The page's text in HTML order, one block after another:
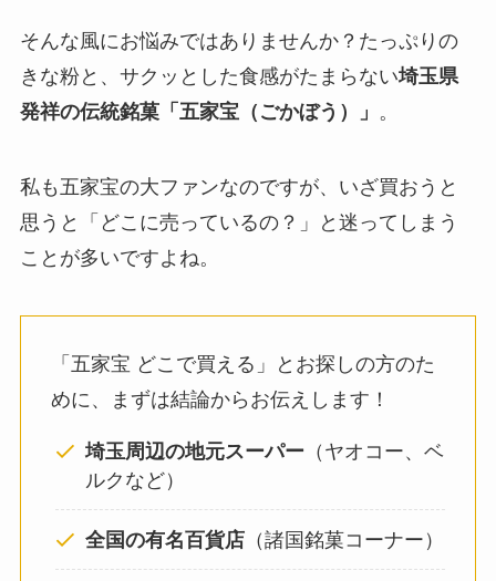
そんな風にお悩みではありませんか？たっぷりの
きな粉と、サクッとした食感がたまらない埼玉県
発祥の伝統銘菓「五家宝（ごかぼう）」 。
私も五家宝の大ファンなのですが、いざ買おうと
思うと「どこに売っているの？」と迷ってしまう
ことが多いですよね。
「五家宝 どこで買える」とお探しの方のた
めに、まずは結論からお伝えします！
埼玉周辺の地元スーパー （ヤオコー、ベ
ルクなど）
全国の有名百貨店 （諸国銘菓コーナー）